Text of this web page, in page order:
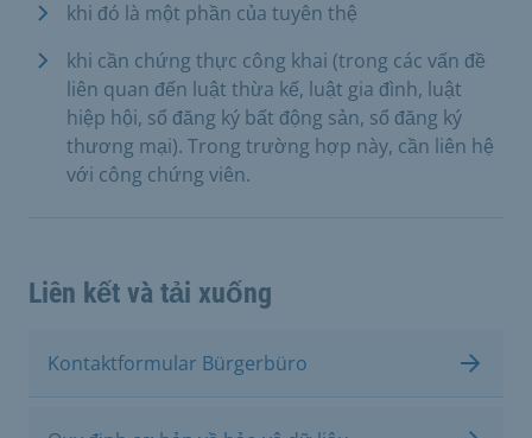
khi đó là một phần của tuyên thệ
khi cần chứng thực công khai (trong các vấn đề
liên quan đến luật thừa kế, luật gia đình, luật
hiệp hội, sổ đăng ký bất động sản, sổ đăng ký
thương mại). Trong trường hợp này, cần liên hệ
với công chứng viên.
Liên kết và tải xuống
Kontaktformular Bürgerbüro